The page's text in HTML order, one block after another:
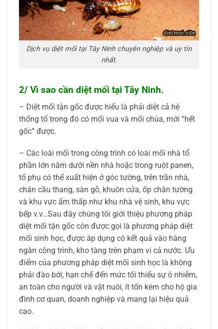
Dịch vụ diệt mối tại Tây Ninh chuyên nghiệp và uy tín
nhất.
2/ Vì sao cần diệt mối tại Tây Ninh.
– Diệt mối tận gốc được hiểu là phải diệt cả hệ
thống tổ trong đó có mối vua và mối chúa, mới “hết
gốc” được.
– Các loài mối trong công trình có loài mối nhà tổ
phần lớn năm dưới nền nhà hoặc trong ruột panen,
tổ phụ có thể xuất hiện ở góc tường, trên trần nhà,
chân cầu thang, sàn gỗ, khuôn cửa, ốp chân tường
và khu vực ẩm thấp như khu nhà vệ sinh, khu vực
bếp v.v…Sau đây chúng tôi giới thiệu phương pháp
diệt mối tận gốc còn được gọi là phương pháp diệt
mối sinh học, được áp dụng có kết quả vào hàng
ngàn công trình, kho tàng trên phạm vi cả nước. Ưu
điểm của phương pháp diệt mối sinh học là không
phải đào bới, hạn chế đến mức tối thiểu sự ô nhiễm,
an toàn cho người và vật nuôi, ít tốn kém cho hộ gia
đình cơ quan, doanh nghiệp và mang lại hiệu quả
cao.